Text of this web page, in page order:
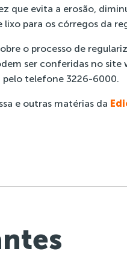
que evita a erosão,
para os córregos da
o processo de
ser conferidas no
pelo telefone 3226-6000.
e outras matérias da